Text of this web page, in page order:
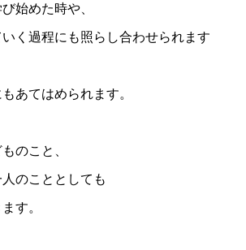
始めた時や、
く過程にも照らし合わせられます
あてはめられます。
のこと、
のこととしても
す。